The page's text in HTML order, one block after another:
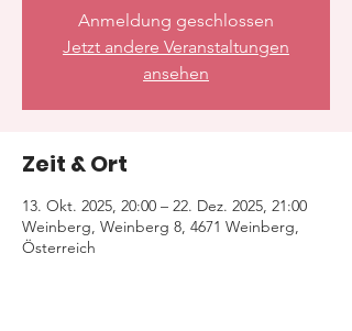
Anmeldung geschlossen
Jetzt andere Veranstaltungen
ansehen
Zeit & Ort
13. Okt. 2025, 20:00 – 22. Dez. 2025, 21:00
Weinberg, Weinberg 8, 4671 Weinberg,
Österreich